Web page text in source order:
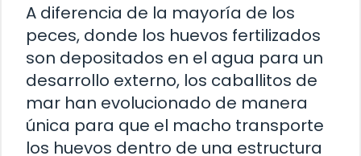
A diferencia de la mayoría de los
peces, donde los huevos fertilizados
son depositados en el agua para un
desarrollo externo, los caballitos de
mar han evolucionado de manera
única para que el macho transporte
los huevos dentro de una estructura